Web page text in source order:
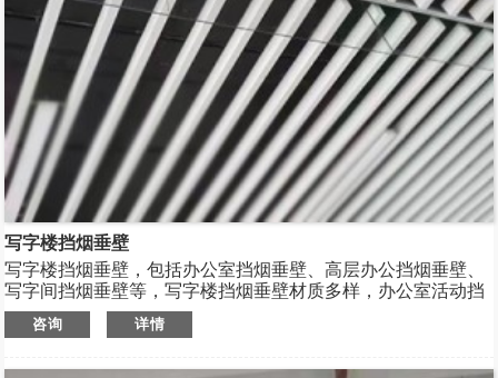
写字楼挡烟垂壁
写字楼挡烟垂壁，包括办公室挡烟垂壁、高层办公挡烟垂壁、
写字间挡烟垂壁等，写字楼挡烟垂壁材质多样，办公室活动挡
烟垂壁、高层办公防火挡烟垂壁、办公室防火玻璃挡烟垂壁、
写字间固定挡烟垂壁等，规格齐全，支持非标定制，全国配
咨询 详情